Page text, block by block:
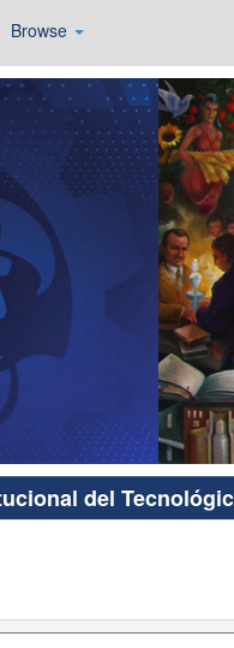
Browse
del